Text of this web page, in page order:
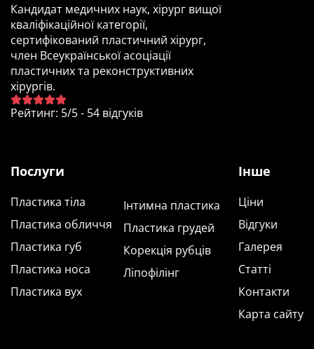
Кандидат медичних наук, хірург вищої
кваліфікаційної категорії,
сертифікований пластичний хірург,
член Всеукраїнської асоціації
пластичних та реконструктивних
хірургів.
Рейтинг: 5/5- 54 відгуків
Послуги
Пластика тіла
Пластика обличчя
Пластика губ
Пластика носа
Пластика вух
Інтимна пластика
Пластика грудей
Корекція рубців
Ліпофілінг
Інше
Ціни
Відгуки
Галерея
Статті
Контакти
Карта сайту